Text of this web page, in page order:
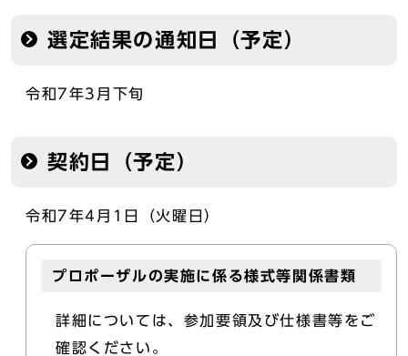
選定結果の通知日（予定）
令和7年3月下旬
契約日（予定）
令和7年4月1日（火曜日）
プロポーザルの実施に係る様式等関係書類
詳細については、参加要領及び仕様書等をご
確認ください。